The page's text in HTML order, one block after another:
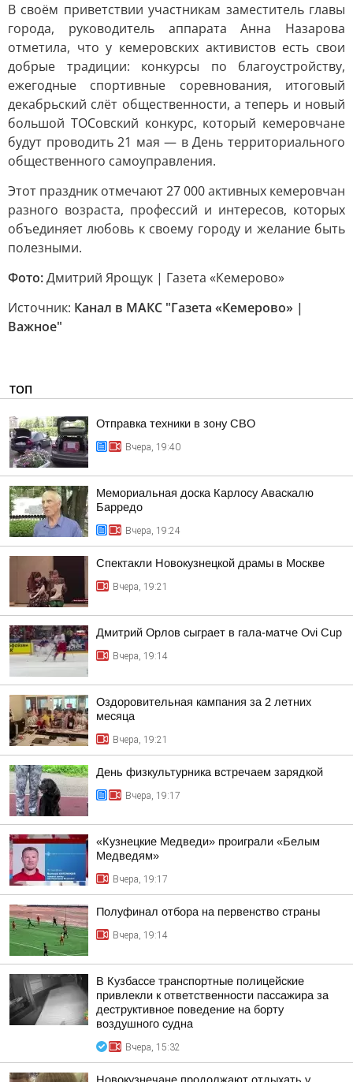
В своём приветствии участникам заместитель главы
города, руководитель аппарата Анна Назарова
отметила, что у кемеровских активистов есть свои
добрые традиции: конкурсы по благоустройству,
ежегодные спортивные соревнования, итоговый
декабрьский слёт общественности, а теперь и новый
большой ТОСовский конкурс, который кемеровчане
будут проводить 21 мая — в День территориального
общественного самоуправления.
Этот праздник отмечают 27 000 активных кемеровчан
разного возраста, профессий и интересов, которых
объединяет любовь к своему городу и желание быть
полезными.
Фото:Дмитрий Ярощук | Газета «Кемерово»
Источник: Канал в МАКС "Газета «Кемерово» |
Важное"
ТОП
Отправка техники в зону СВО
Вчера, 19:40
Мемориальная доска Карлосу Аваскалю
Барредо
Вчера, 19:24
Спектакли Новокузнецкой драмы в Москве
Вчера, 19:21
Дмитрий Орлов сыграет в гала-матче Ovi Cup
Вчера, 19:14
Оздоровительная кампания за 2 летних
месяца
Вчера, 19:21
День физкультурника встречаем зарядкой
Вчера, 19:17
«Кузнецкие Медведи» проиграли «Белым
Медведям»
Вчера, 19:17
Полуфинал отбора на первенство страны
Вчера, 19:14
В Кузбассе транспортные полицейские
привлекли к ответственности пассажира за
деструктивное поведение на борту
воздушного судна
Вчера, 15:32